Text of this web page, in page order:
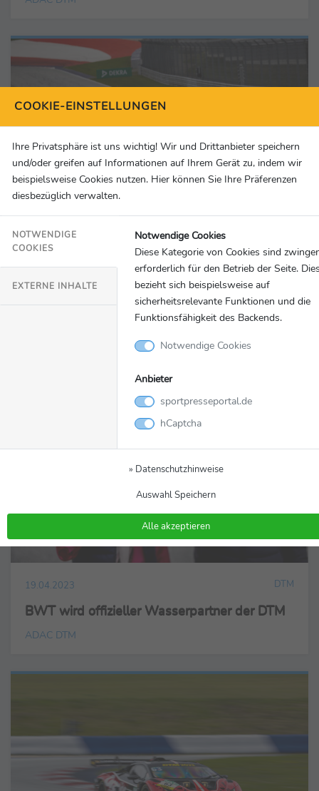
Motorsport
Vorfahrt in der DTM: Cupra ist Official Car
Partner
19.04.2023 DTM
BWT wird offizieller Wasserpartner der DTM
ADAC DTM
COOKIE-EINSTELLUNGEN
Ihre Privatsphäre ist uns wichtig! Wir und Drittanbieter speichern
und/oder greifen auf Informationen auf Ihrem Gerät zu, indem wir
beispielsweise Cookies nutzen. Hier können Sie Ihre Präferenzen
diesbezüglich verwalten.
NOTWENDIGE
COOKIES
EXTERNE INHALTE
Notwendige Cookies
Diese Kategorie von Cookies sind
erforderlich für den Betrieb der Seite.
bezieht sich beispielsweise auf
sicherheitsrelevante Funktionen und die
Funktionsfähigkeit des Backends.
Notwendige Cookies
Anbieter
sportpresseportal.de
hCaptcha
» Datenschutzhinweise
Auswahl Speichern
Alle akzeptieren